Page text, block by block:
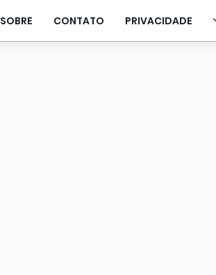
PRIVACIDADE
CONTATO
SOBRE